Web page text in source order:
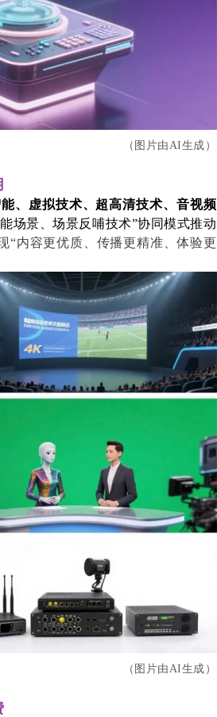
（图片由AI生成）
、虚拟技术、超高清技术、音视频
场景、场景反哺技术”协同模式推动
“内容更优质、传播更精准、体验更
（图片由AI生成）